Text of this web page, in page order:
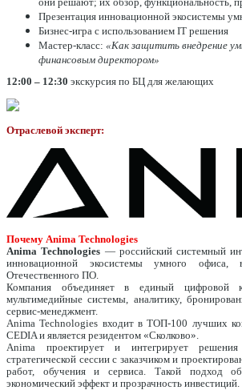
Презентация инновационной экосистемы
Бизнес-игра с использованием IT решения
Мастер-класс: «Как защитить внедрение
финансовым директором»
12:00 – 12:30 экскурсия по БЦ для желающих
Отраслевой эксперт:
Почему Anima Technologies
Anima Technologies — российский системный
инновационной экосистемы умного офиса,
Отечественного ПО.
Компания объединяет в единый цифровой
мультимедийные системы, аналитику,
сервис-менеджмент.
Anima Technologies входит в ТОП-100 лучших
CEDIA и является резидентом «Сколково».
Anima проектирует и интегрирует
стратегической сессии с заказчиком и
работ, обучения и сервиса. Такой подход
экономический эффект и прозрачность инвестиций.